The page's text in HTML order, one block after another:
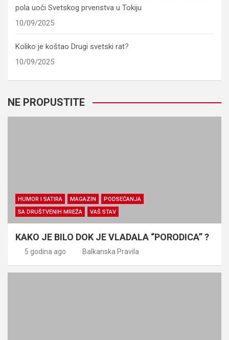
pola uoči Svetskog prvenstva u Tokiju
10/09/2025
Koliko je koštao Drugi svetski rat?
10/09/2025
NE PROPUSTITE
HUMOR I SATIRA MAGAZIN
PODSEĆANJA
SA DRUŠTVENIH MREŽA
VAŠ STAV
KAKO JE BILO DOK JE VLADALA “PORODICA” ?
5 godina ago Balkanska Pravila